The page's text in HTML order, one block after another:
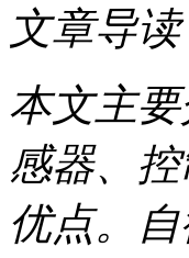
文章导读
本文主
感器、
优点。